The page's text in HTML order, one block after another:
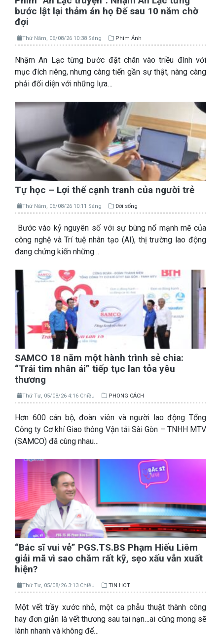
bước lật lại thảm án họ Đế sau 10 năm chờ
đợi
Thứ Năm, 06/08/26 10:38 Sáng Phim Ảnh
Nhậm An Lạc từng bước đặt chân vào triều đình với
mục đích riêng, nhưng càng tiến gần sự thật, nàng càng
phải đối diện với những lựa…
Tự học – Lợi thế cạnh tranh của người trẻ
Thứ Năm, 06/08/26 10:11 Sáng Đời sống
Bước vào kỷ nguyên số với sự bùng nổ mạnh mẽ của
công nghệ và Trí tuệ nhân tạo (AI), thị trường lao động
đang chứng kiến những…
SAMCO 18 năm một hành trình sẻ chia:
“Trái tim nhân ái” tiếp tục lan tỏa yêu
thương
Thứ Tư, 05/08/26 4:16 Chiều PHONG CÁCH
Hơn 600 cán bộ, đoàn viên và người lao động Tổng
Công ty Cơ khí Giao thông Vận tải Sài Gòn – TNHH MTV
(SAMCO) đã cùng nhau…
“Bác sĩ vui vẻ” PGS.TS.BS Phạm Hiếu Liêm
giải mã vì sao chăm rất kỹ, sẹo xấu vẫn xuất
hiện?
Thứ Tư, 05/08/26 3:13 Chiều TIN HOT
Một vết trầy xước nhỏ, một ca phẫu thuật thành công
hay đơn giản là vết thương sau tai nạn…ai cũng mong sẽ
lành nhanh và không để…